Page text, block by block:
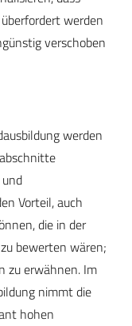
werden
verschoben
werden
Vorteil, auch
die in der
bewerten wären;
zu erwähnen. Im
nimmt die
hohen